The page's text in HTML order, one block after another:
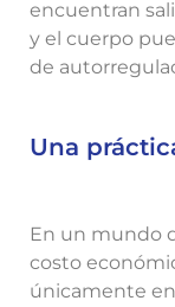
encuentran
y el cuerpo
de
Una
En un mundo
costo
únicamente